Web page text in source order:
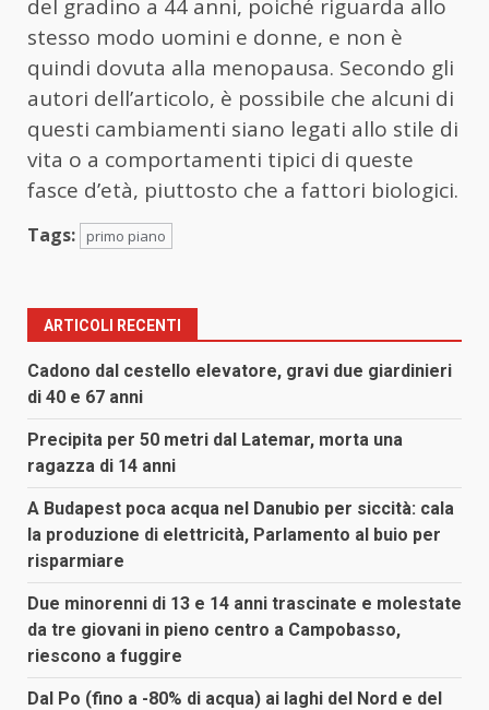
del gradino a 44 anni, poiché riguarda allo
stesso modo uomini e donne, e non è
quindi dovuta alla menopausa. Secondo gli
autori dell’articolo, è possibile che alcuni di
questi cambiamenti siano legati allo stile di
vita o a comportamenti tipici di queste
fasce d’età, piuttosto che a fattori biologici.
Tags: primo piano
ARTICOLI RECENTI
Cadono dal cestello elevatore, gravi due giardinieri
di 40 e 67 anni
Precipita per 50 metri dal Latemar, morta una
ragazza di 14 anni
A Budapest poca acqua nel Danubio per siccità: cala
la produzione di elettricità, Parlamento al buio per
risparmiare
Due minorenni di 13 e 14 anni trascinate e molestate
da tre giovani in pieno centro a Campobasso,
riescono a fuggire
Dal Po (fino a -80% di acqua) ai laghi del Nord e del